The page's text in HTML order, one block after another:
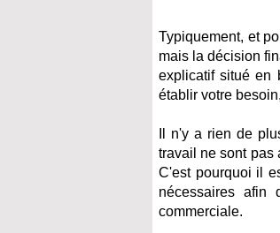
Typiquement, et
mais la décision
explicatif situé en
établir votre
Il n'y a rien de
travail ne sont pas
C'est pourquoi il
nécessaires
commerciale.